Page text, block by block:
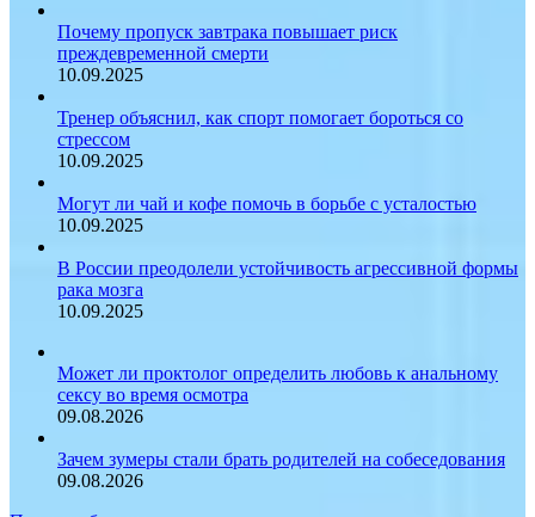
Почему пропуск завтрака повышает риск
преждевременной смерти
10.09.2025
Тренер объяснил, как спорт помогает бороться со
стрессом
10.09.2025
Могут ли чай и кофе помочь в борьбе с усталостью
10.09.2025
В России преодолели устойчивость агрессивной формы
рака мозга
10.09.2025
Может ли проктолог определить любовь к анальному
сексу во время осмотра
09.08.2026
Зачем зумеры стали брать родителей на собеседования
09.08.2026